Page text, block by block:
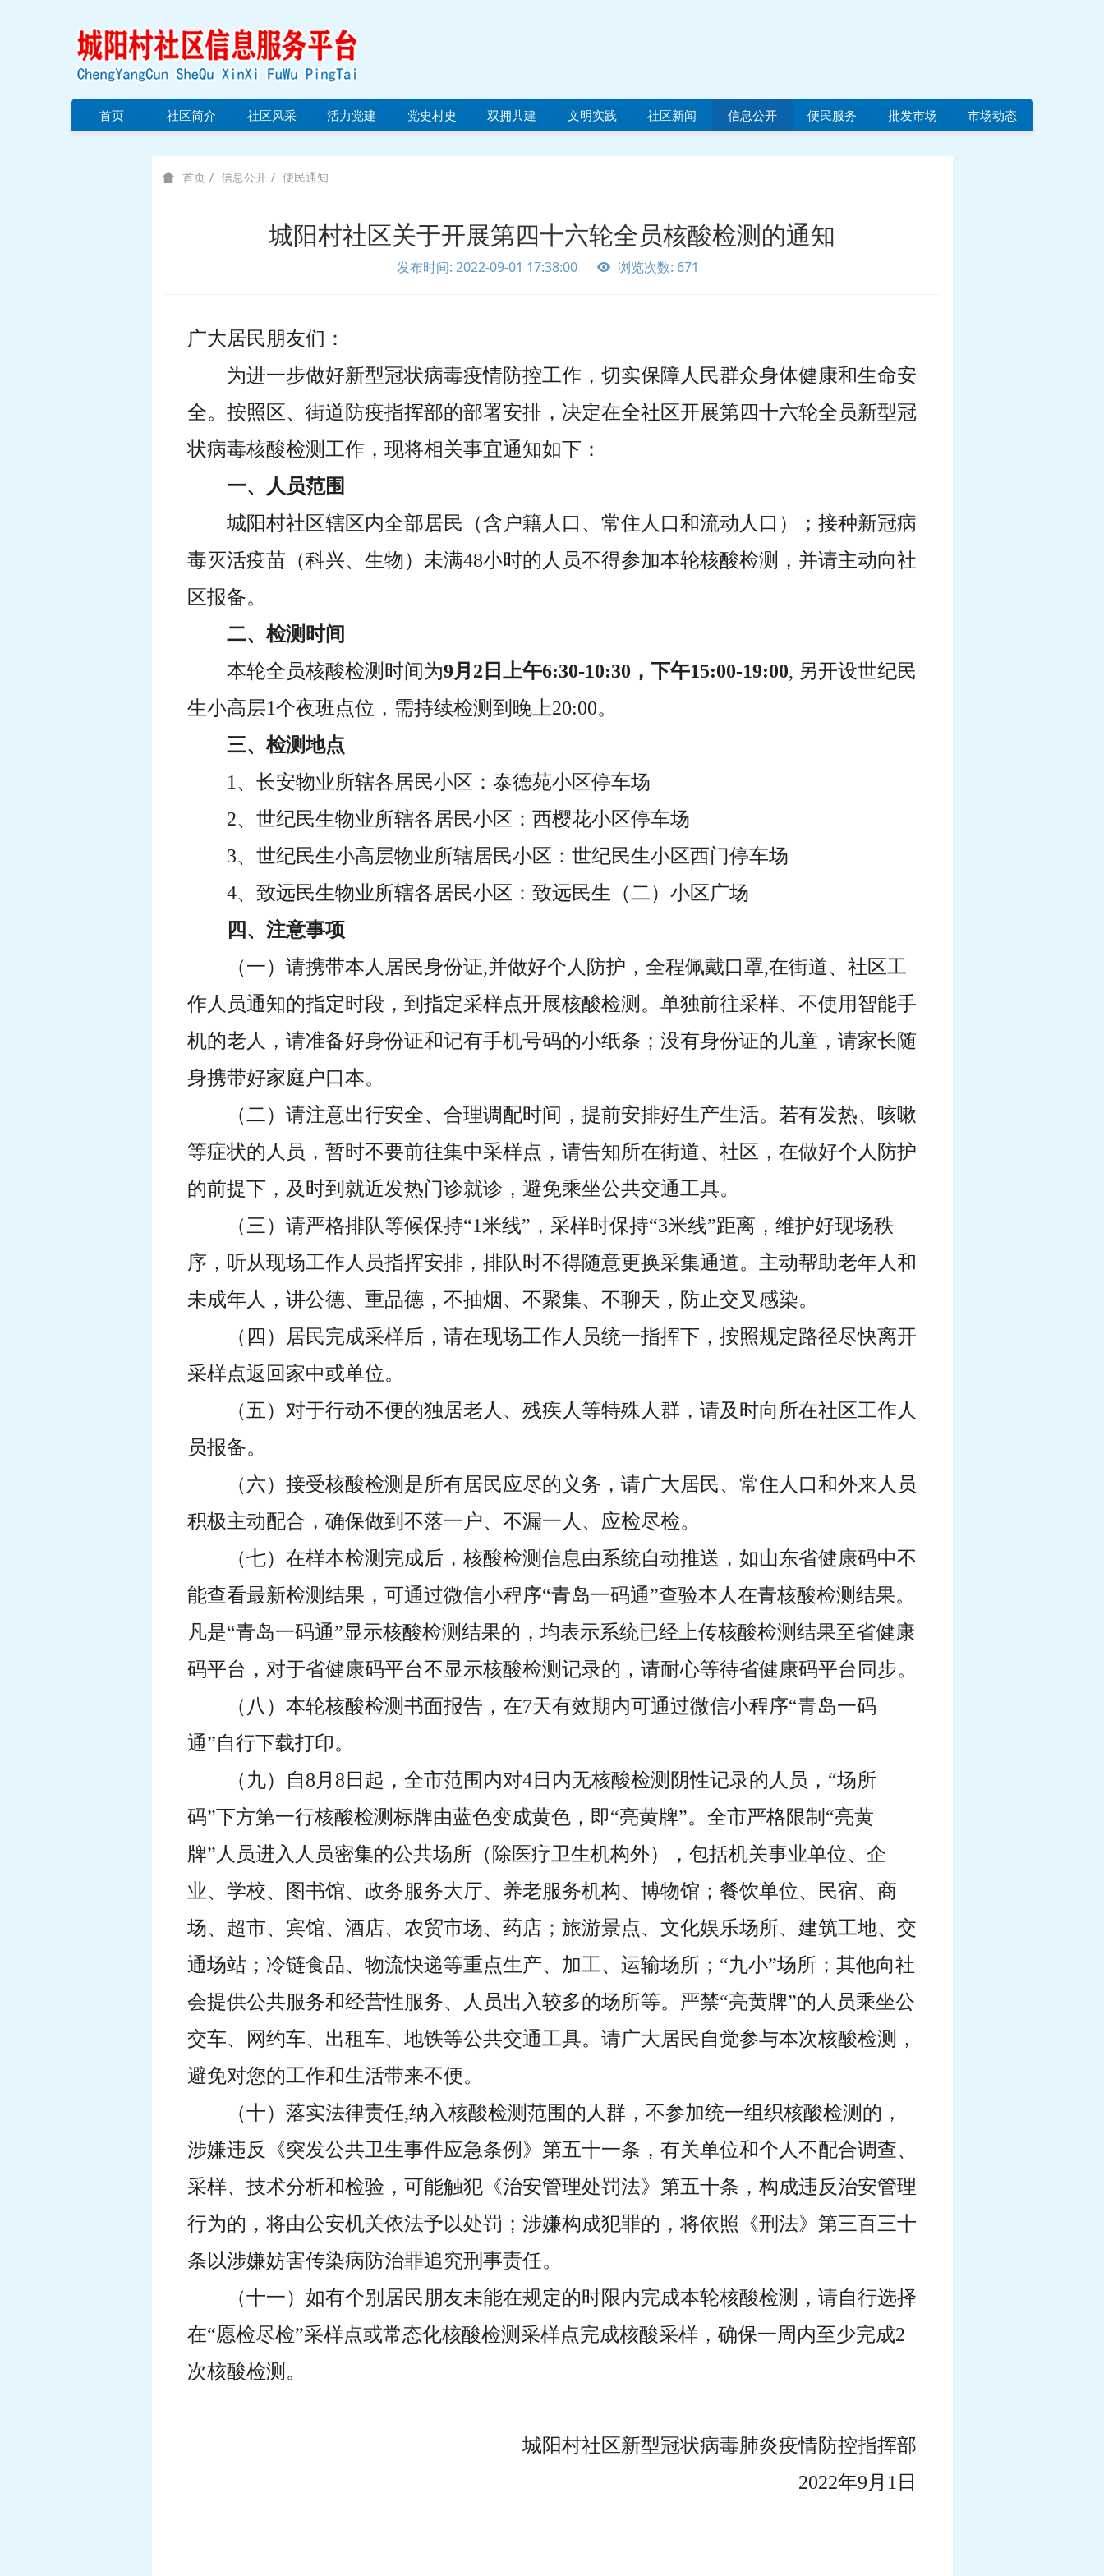
首页 社区简介 社区风采 活力党建 党史村史 双拥共建 文明实践 社区新闻 信息公开 便民服务 批发市场 市场动态
首页 信息公开 便民通知
城阳村社区关于开展第四十六轮全员核酸检测的通知
发布时间: 2022-09-01 17:38:00 浏览次数: 671
广大居民朋友们：
为进一步做好新型冠状病毒疫情防控工作，切实保障人民群众身体健康和生命安
全。按照区、街道防疫指挥部的部署安排，决定在全社区开展第四十六轮全员新型冠
状病毒核酸检测工作，现将相关事宜通知如下：
一、人员范围
城阳村社区辖区内全部居民（含户籍人口、常住人口和流动人口）；接种新冠病
毒灭活疫苗（科兴、生物）未满48小时的人员不得参加本轮核酸检测，并请主动向社
区报备。
二、检测时间
本轮全员核酸检测时间为9月2日上午6:30-10:30，下午15:00-19:00, 另开设世纪民
生小高层1个夜班点位，需持续检测到晚上20:00。
三、检测地点
1、长安物业所辖各居民小区：泰德苑小区停车场
2、世纪民生物业所辖各居民小区：西樱花小区停车场
3、世纪民生小高层物业所辖居民小区：世纪民生小区西门停车场
4、致远民生物业所辖各居民小区：致远民生（二）小区广场
四、注意事项
（一）请携带本人居民身份证,并做好个人防护，全程佩戴口罩,在街道、社区工
作人员通知的指定时段，到指定采样点开展核酸检测。单独前往采样、不使用智能手
机的老人，请准备好身份证和记有手机号码的小纸条；没有身份证的儿童，请家长随
身携带好家庭户口本。
（二）请注意出行安全、合理调配时间，提前安排好生产生活。若有发热、咳嗽
等症状的人员，暂时不要前往集中采样点，请告知所在街道、社区，在做好个人防护
的前提下，及时到就近发热门诊就诊，避免乘坐公共交通工具。
（三）请严格排队等候保持“1米线”，采样时保持“3米线”距离，维护好现场秩
序，听从现场工作人员指挥安排，排队时不得随意更换采集通道。主动帮助老年人和
未成年人，讲公德、重品德，不抽烟、不聚集、不聊天，防止交叉感染。
（四）居民完成采样后，请在现场工作人员统一指挥下，按照规定路径尽快离开
采样点返回家中或单位。
（五）对于行动不便的独居老人、残疾人等特殊人群，请及时向所在社区工作人
员报备。
（六）接受核酸检测是所有居民应尽的义务，请广大居民、常住人口和外来人员
积极主动配合，确保做到不落一户、不漏一人、应检尽检。
（七）在样本检测完成后，核酸检测信息由系统自动推送，如山东省健康码中不
能查看最新检测结果，可通过微信小程序“青岛一码通”查验本人在青核酸检测结果。
凡是“青岛一码通”显示核酸检测结果的，均表示系统已经上传核酸检测结果至省健康
码平台，对于省健康码平台不显示核酸检测记录的，请耐心等待省健康码平台同步。
（八）本轮核酸检测书面报告，在7天有效期内可通过微信小程序“青岛一码
通”自行下载打印。
（九）自8月8日起，全市范围内对4日内无核酸检测阴性记录的人员，“场所
码”下方第一行核酸检测标牌由蓝色变成黄色，即“亮黄牌”。全市严格限制“亮黄
牌”人员进入人员密集的公共场所（除医疗卫生机构外），包括机关事业单位、企
业、学校、图书馆、政务服务大厅、养老服务机构、博物馆；餐饮单位、民宿、商
场、超市、宾馆、酒店、农贸市场、药店；旅游景点、文化娱乐场所、建筑工地、交
通场站；冷链食品、物流快递等重点生产、加工、运输场所；“九小”场所；其他向社
会提供公共服务和经营性服务、人员出入较多的场所等。严禁“亮黄牌”的人员乘坐公
交车、网约车、出租车、地铁等公共交通工具。请广大居民自觉参与本次核酸检测，
避免对您的工作和生活带来不便。
（十）落实法律责任,纳入核酸检测范围的人群，不参加统一组织核酸检测的，
涉嫌违反《突发公共卫生事件应急条例》第五十一条，有关单位和个人不配合调查、
采样、技术分析和检验，可能触犯《治安管理处罚法》第五十条，构成违反治安管理
行为的，将由公安机关依法予以处罚；涉嫌构成犯罪的，将依照《刑法》第三百三十
条以涉嫌妨害传染病防治罪追究刑事责任。
（十一）如有个别居民朋友未能在规定的时限内完成本轮核酸检测，请自行选择
在“愿检尽检”采样点或常态化核酸检测采样点完成核酸采样，确保一周内至少完成2
次核酸检测。
城阳村社区新型冠状病毒肺炎疫情防控指挥部
2022年9月1日